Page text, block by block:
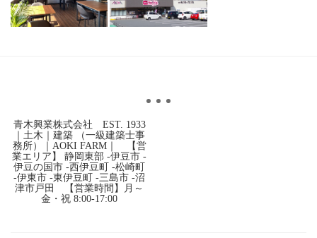
青木興業株式会社 EST. 1933
｜土木｜建築 （一級建築士事
務所）｜AOKI FARM｜ 【営
業エリア】 静岡東部 -伊豆市 -
伊豆の国市 -西伊豆町 -松崎町
-伊東市 -東伊豆町 -三島市 -沼
津市戸田 【営業時間】月～
金・祝 8:00-17:00